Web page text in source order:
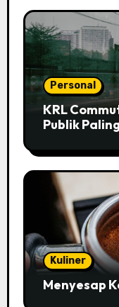
Personal
KRL
Publik
Kuliner
Menyesap